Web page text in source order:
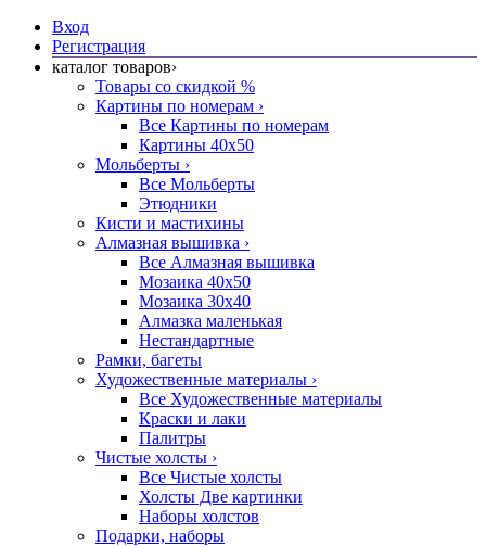
Вход
Регистрация
каталог товаров›
Товары со скидкой %
Картины по номерам ›
Все Картины по номерам
Картины 40x50
Мольберты ›
Все Мольберты
Этюдники
Кисти и мастихины
Алмазная вышивка ›
Все Алмазная вышивка
Мозаика 40x50
Мозаика 30x40
Алмазка маленькая
Нестандартные
Рамки, багеты
Художественные материалы ›
Все Художественные материалы
Краски и лаки
Палитры
Чистые холсты ›
Все Чистые холсты
Холсты Две картинки
Наборы холстов
Подарки, наборы